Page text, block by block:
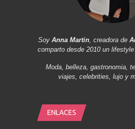
Soy Anna Martin, creadora de
comparto desde 2010 un
Moda, belleza, gastronomia,
viajes, celebrities, lujo y
ENLACES